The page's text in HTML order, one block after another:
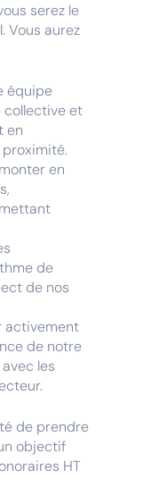
serez le
Vous aurez
équipe
collective et
en
en
de
de nos
activement
de notre
les
de prendre
objectif
HT